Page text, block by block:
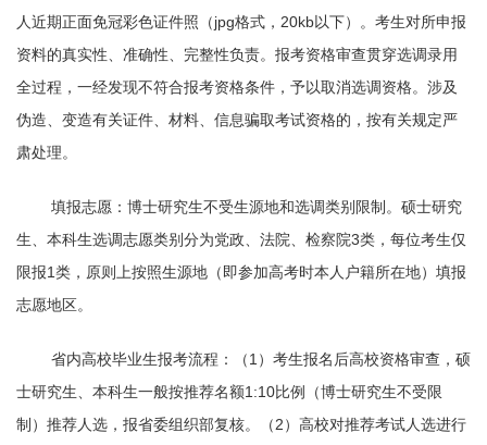
人近期正面免冠彩色证件照（jpg格式，20kb以下）。考生对所申报
资料的真实性、准确性、完整性负责。报考资格审查贯穿选调录用
全过程，一经发现不符合报考资格条件，予以取消选调资格。涉及
伪造、变造有关证件、材料、信息骗取考试资格的，按有关规定严
肃处理。
填报志愿：博士研究生不受生源地和选调类别限制。硕士研究
生、本科生选调志愿类别分为党政、法院、检察院3类，每位考生仅
限报1类，原则上按照生源地（即参加高考时本人户籍所在地）填报
志愿地区。
省内高校毕业生报考流程：（1）考生报名后高校资格审查，硕
士研究生、本科生一般按推荐名额1:10比例（博士研究生不受限
制）推荐人选，报省委组织部复核。（2）高校对推荐考试人选进行